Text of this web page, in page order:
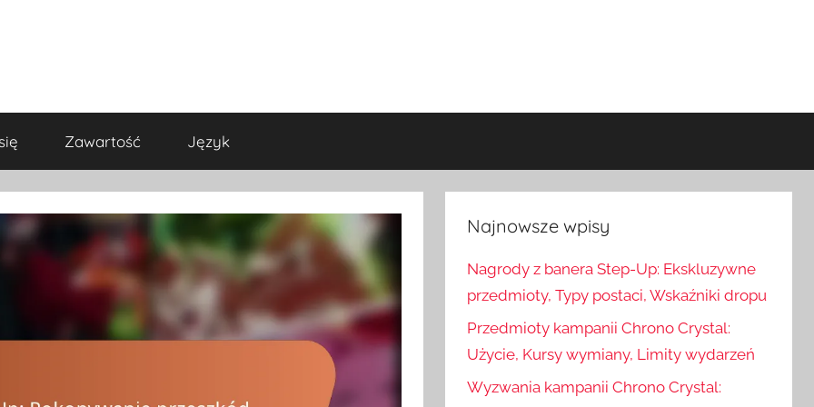
Zawartość Język
Najnowsze wpisy
Nagrody z banera Step-Up: Ekskluzywne
przedmioty, Typy postaci, Wskaźniki dropu
Przedmioty kampanii Chrono Crystal:
Użycie, Kursy wymiany, Limity wydarzeń
Wyzwania kampanii Chrono Crystal: